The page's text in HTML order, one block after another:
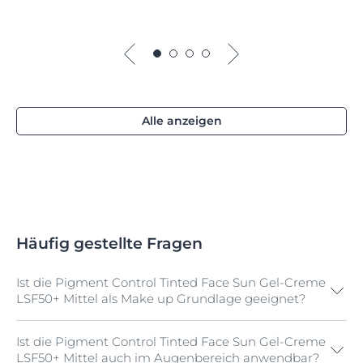
Alle anzeigen
Häufig gestellte Fragen
Ist die Pigment Control Tinted Face Sun Gel-Creme
LSF50+ Mittel als Make up Grundlage geeignet?
Ja. Die Eucerin Pigment Control Tinted Face Sun Gel-
Ist die Pigment Control Tinted Face Sun Gel-Creme
LSF50+ Mittel auch im Augenbereich anwendbar?